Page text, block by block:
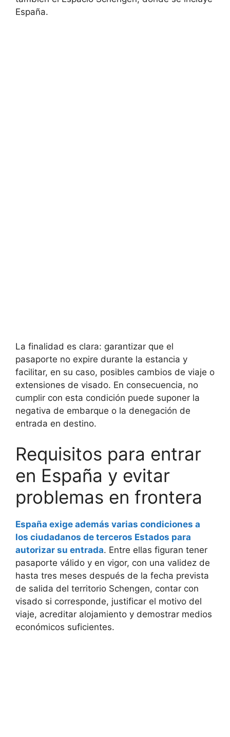
España.
La finalidad es clara: garantizar que el
pasaporte no expire durante la estancia y
facilitar, en su caso, posibles cambios de viaje o
extensiones de visado. En consecuencia, no
cumplir con esta condición puede suponer la
negativa de embarque o la denegación de
entrada en destino.
Requisitos para entrar
en España y evitar
problemas en frontera
España exige además varias condiciones a
los ciudadanos de terceros Estados para
autorizar su entrada. Entre ellas figuran tener
pasaporte válido y en vigor, con una validez de
hasta tres meses después de la fecha prevista
de salida del territorio Schengen, contar con
visado si corresponde, justificar el motivo del
viaje, acreditar alojamiento y demostrar medios
económicos suficientes.